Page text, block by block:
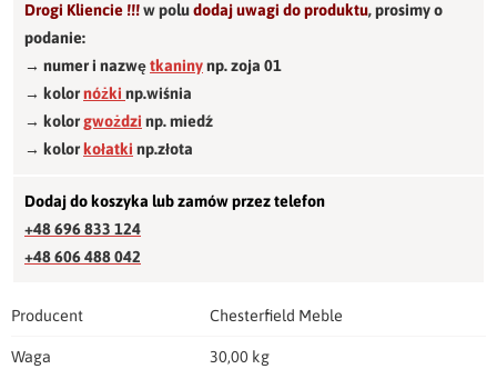
Drogi Kliencie !!!w poludodaj uwagi do produktu,prosimy o
podanie:
→ numer i nazwętkaninynp. zoja 01
→ kolornóżki np.wiśnia
→ kolorgwożdzi np. miedź
→ kolorkołatki np.złota
Dodaj do koszyka lub zamów przez telefon
+48 696 833 124
+48 606 488 042
Producent Chesterfield Meble
Waga 30,00 kg